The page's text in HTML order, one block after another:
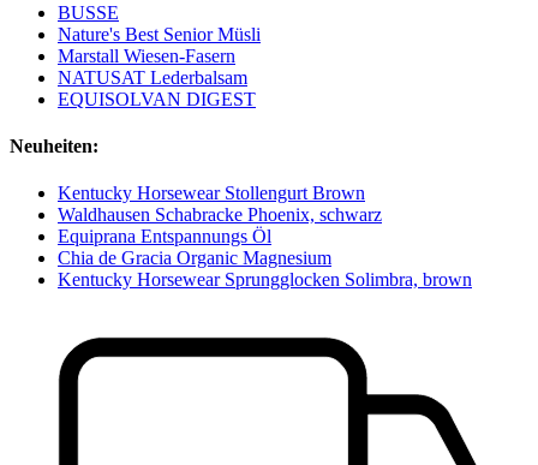
BUSSE
Nature's Best Senior Müsli
Marstall Wiesen-Fasern
NATUSAT Lederbalsam
EQUISOLVAN DIGEST
Neuheiten:
Kentucky Horsewear Stollengurt Brown
Waldhausen Schabracke Phoenix, schwarz
Equiprana Entspannungs Öl
Chia de Gracia Organic Magnesium
Kentucky Horsewear Sprungglocken Solimbra, brown